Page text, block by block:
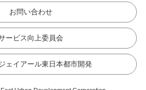
お問い合わせ
ービス向上委員会
ェイアール東日本都市開発